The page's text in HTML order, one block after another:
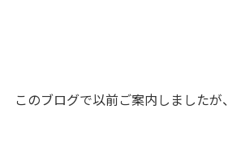
このブログで以前ご案内しましたが、